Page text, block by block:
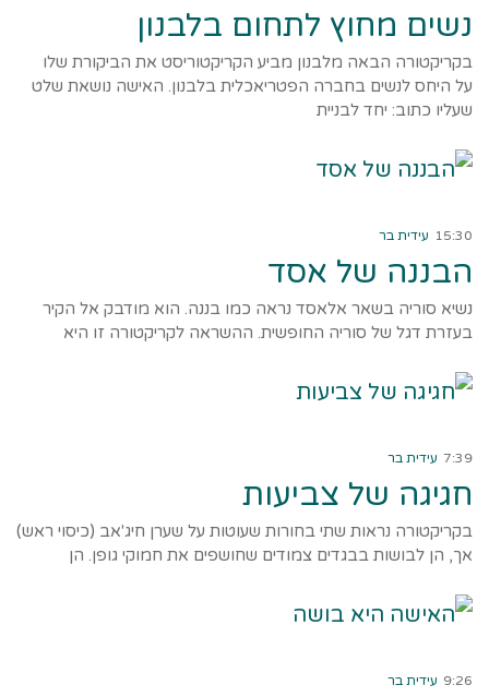
נשים מחוץ לתחום בלבנון
בקריקטורה הבאה מלבנון מביע הקריקטוריסט את הביקורת שלו
על היחס לנשים בחברה הפטריאכלית בלבנון. האישה נושאת שלט
שעליו כתוב: יחד לבניית
15:30 עידית בר
הבננה של אסד
נשיא סוריה בשאר אלאסד נראה כמו בננה. הוא מודבק אל הקיר
בעזרת דגל של סוריה החופשית. ההשראה לקריקטורה זו היא
7:39 עידית בר
חגיגה של צביעות
בקריקטורה נראות שתי בחורות שעוטות על שערן חיג'אב (כיסוי ראש)
אך, הן לבושות בבגדים צמודים שחושפים את חמוקי גופן. הן
9:26 עידית בר